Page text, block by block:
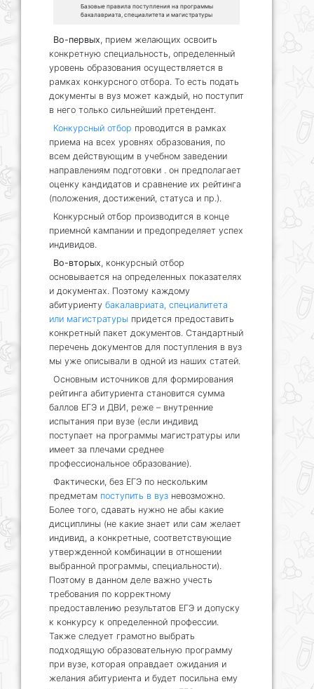
Базовые правила поступления на программы
бакалавриата, специалитета и магистратуры
Во-первых, прием желающих освоить
конкретную специальность, определенный
уровень образования осуществляется в
рамках конкурсного отбора. То есть подать
документы в вуз может каждый, но поступит
в него только сильнейший претендент.
Конкурсный отбор проводится в рамках
приема на всех уровнях образования, по
всем действующим в учебном заведении
направлениям подготовки . он предполагает
оценку кандидатов и сравнение их рейтинга
(положения, достижений, статуса и пр.).
Конкурсный отбор производится в конце
приемной кампании и предопределяет успех
индивидов.
Во-вторых, конкурсный отбор
основывается на определенных показателях
и документах. Поэтому каждому
абитуриенту бакалавриата, специалитета
или магистратуры придется предоставить
конкретный пакет документов. Стандартный
перечень документов для поступления в вуз
мы уже описывали в одной из наших статей.
Основным источников для формирования
рейтинга абитуриента становится сумма
баллов ЕГЭ и ДВИ, реже – внутренние
испытания при вузе (если индивид
поступает на программы магистратуры или
имеет за плечами среднее
профессиональное образование).
Фактически, без ЕГЭ по нескольким
предметам поступить в вуз невозможно.
Более того, сдавать нужно не абы какие
дисциплины (не какие знает или сам желает
индивид, а конкретные, соответствующие
утвержденной комбинации в отношении
выбранной программы, специальности).
Поэтому в данном деле важно учесть
требования по корректному
предоставлению результатов ЕГЭ и допуску
к конкурсу к определенной профессии.
Также следует грамотно выбрать
подходящую образовательную программу
при вузе, которая оправдает ожидания и
желания абитуриента и будет посильна ему